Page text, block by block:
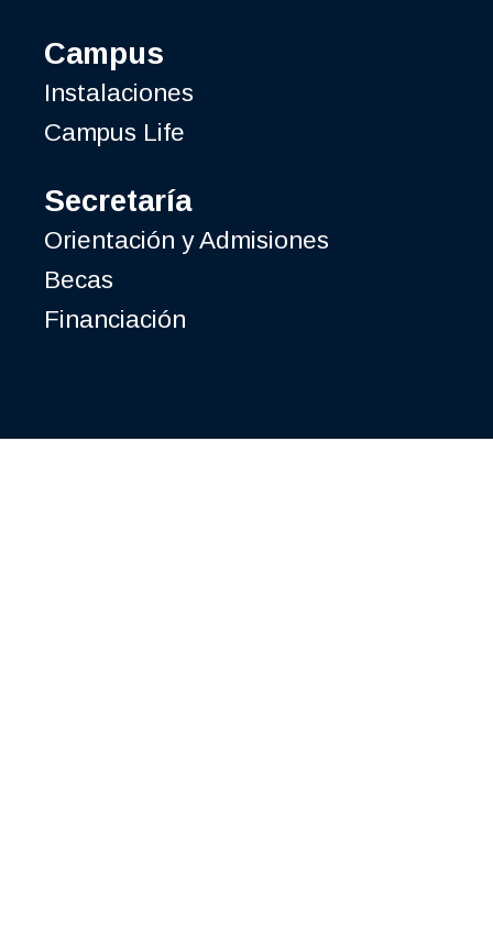
Campus
Instalaciones
Campus Life
Secretaría
Orientación y Admisiones
Becas
Financiación